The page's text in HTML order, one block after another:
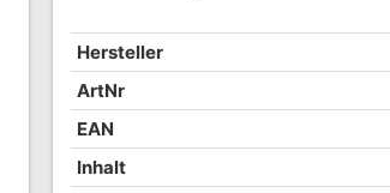
Hersteller
ArtNr
EAN
Inhalt